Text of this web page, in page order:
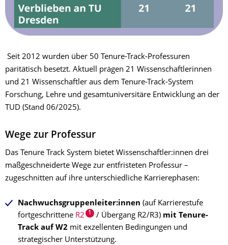
​ Seit 2012 wurden über 50 Tenure-Track-Professuren
paritätisch besetzt. Aktuell prägen 21 Wissenschaftlerinnen
und 21 Wissenschaftler aus dem Tenure-Track-System
Forschung, Lehre und gesamtuniversitäre Entwicklung an der
TUD (Stand 06/2025).
Wege zur Professur
Das Tenure Track System bietet Wissenschaftler:innen drei
maßgeschneiderte Wege zur entfristeten Professur –
zugeschnitten auf ihre unterschiedliche Karrierephasen:
Nachwuchsgruppenleiter:innen (auf Karrierestufe
fortgeschrittene R2 1 / Übergang R2/R3) mit Tenure-
Track auf W2 mit exzellenten Bedingungen und
strategischer Unterstützung.